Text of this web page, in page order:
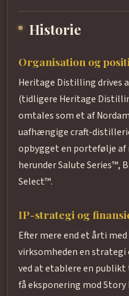
Historie
Organisation og
Heritage Distilling drives
(tidligere Heritage
omtales som et af
uafhængige craft-
opbygget en portefølje
herunder Salute Series™,
Select™.
IP-strategi og
Efter mere end et årti
virksomheden en
ved at etablere en
få eksponering mod